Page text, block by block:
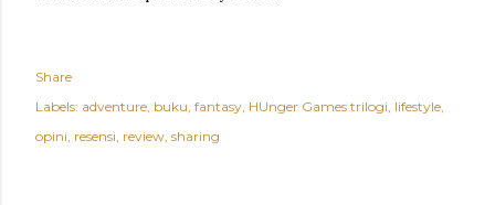
Share
Labels: adventure buku fantasy HUnger Games trilogi lifestyle
opini resensi review sharing